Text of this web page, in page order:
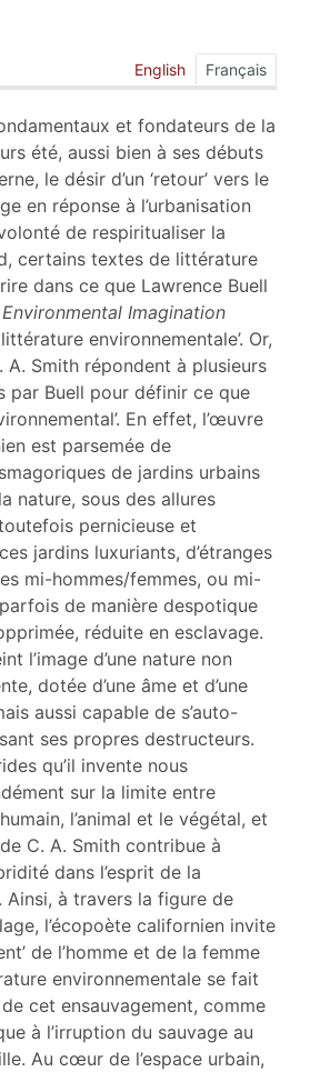
English Français
et fondateurs de la
été, aussi bien à ses débuts
le désir d’un ‘retour’ vers le
en réponse à l’urbanisation
de respiritualiser la
certains textes de littérature
dans ce que Lawrence Buell
Environmental Imagination
environnementale’. Or,
A. Smith répondent à plusieurs
par Buell pour définir ce que
En effet, l’œuvre
est parsemée de
de jardins urbains
nature, sous des allures
pernicieuse et
jardins luxuriants, d’étranges
mi-hommes/femmes, ou mi-
de manière despotique
réduite en esclavage.
l’image d’une nature non
dotée d’une âme et d’une
aussi capable de s’auto-
ses propres destructeurs.
qu’il invente nous
sur la limite entre
l’animal et le végétal, et
C. A. Smith contribue à
dans l’esprit de la
à travers la figure de
l’écopoète californien invite
de l’homme et de la femme
environnementale se fait
cet ensauvagement, comme
à l’irruption du sauvage au
Au cœur de l’espace urbain,